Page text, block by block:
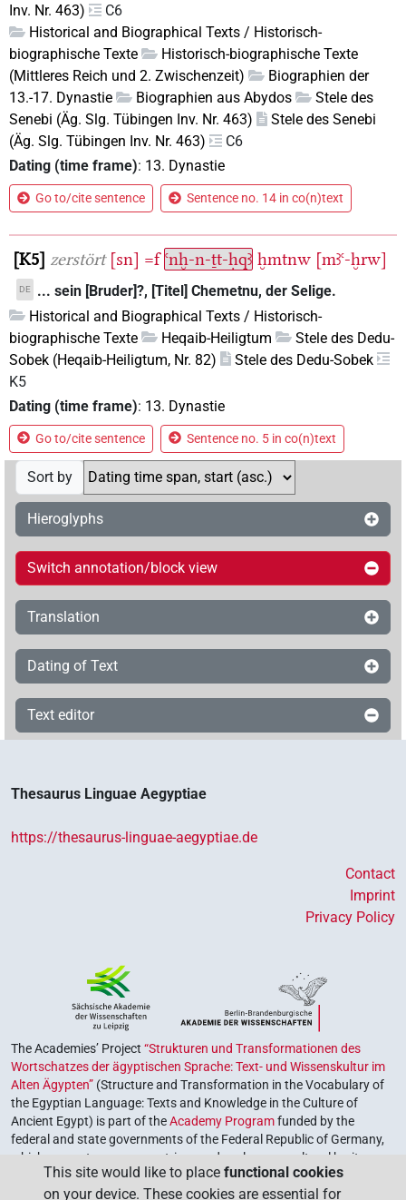
Inv. Nr. 463)
C6
Historical and Biographical Texts / Historisch-
biographische Texte
Historisch-biographische Texte
(Mittleres Reich und 2. Zwischenzeit)
Biographien der
13.-17. Dynastie
Biographien aus Abydos
Stele des
Senebi (Äg. Slg. Tübingen Inv. Nr. 463)
Stele des Senebi
(Äg. Slg. Tübingen Inv. Nr. 463)
C6
Dating (time frame): 13. Dynastie
Go to/cite sentence Sentence no. 14 in co(n)text
K5 zerstört [sn] =f ꜥnḫ-n-ṯt-ḥqꜣ ḫmtnw [mꜣꜥ-ḫrw]
DE
... sein [Bruder]?, [Titel] Chemetnu, der Selige.
Historical and Biographical Texts / Historisch-
biographische Texte
Heqaib-Heiligtum
Stele des Dedu-
Sobek (Heqaib-Heiligtum, Nr. 82)
Stele des Dedu-Sobek
K5
Dating (time frame): 13. Dynastie
Go to/cite sentence Sentence no. 5 in co(n)text
Sort by
Hieroglyphs
Switch annotation/block view
Translation
Dating of Text
Text editor
Thesaurus Linguae Aegyptiae
https://thesaurus-linguae-aegyptiae.de
Contact
Imprint
Privacy Policy
The Academies’ Project “Strukturen und Transformationen des
Wortschatzes der ägyptischen Sprache: Text- und Wissenskultur im
Alten Ägypten” (Structure and Transformation in the Vocabulary of
the Egyptian Language: Texts and Knowledge in the Culture of
Ancient Egypt) is part of theAcademy Programfunded by the
federal and state governments of the Federal Republic of Germany,
which serves to preserve, retrieve and explore our cultural heritage.
The program is coordinated by theUnion of the German Academies
of Sciences and Humanities.
This site would like to place functional cookies
on your device. These cookies are essential for